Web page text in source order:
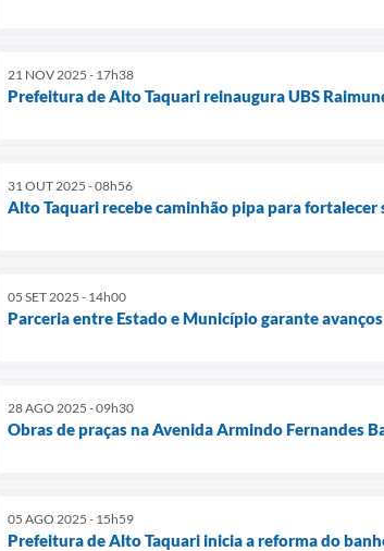
21 NOV 2025 - 17h38
Prefeitura de Alto Taquari reinaugura UBS
31 OUT 2025 - 08h56
Alto Taquari recebe caminhão pipa para fortalecer
05 SET 2025 - 14h00
Parceria entre Estado e Município garante
28 AGO 2025 - 09h30
Obras de praças na Avenida Armindo Fernandes
05 AGO 2025 - 15h59
Prefeitura de Alto Taquari inicia a reforma do